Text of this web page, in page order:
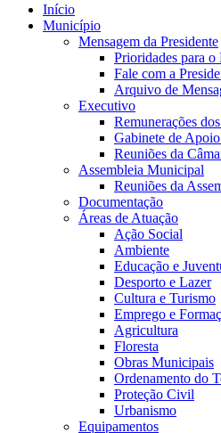
Início
Município
Mensagem da Presidente
Prioridades para o
Fale com a
Arquivo de
Executivo
Remunerações
Gabinete de
Reuniões da
Assembleia Municipal
Reuniões da
Documentação
Áreas de Atuação
Ação Social
Ambiente
Educação e
Desporto e Lazer
Cultura e Turismo
Emprego e
Agricultura
Floresta
Obras Municipais
Ordenamento do
Proteção Civil
Urbanismo
Equipamentos